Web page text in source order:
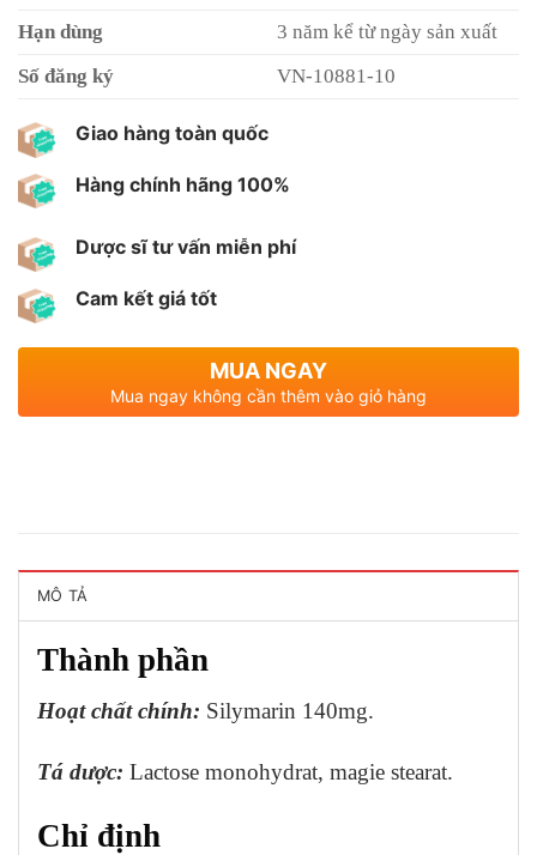
Hạn dùng
3 năm kể từ ngày sản xuất
Số đăng ký
VN-10881-10
Giao hàng toàn quốc
Hàng chính hãng 100%
Dược sĩ tư vấn miễn phí
Cam kết giá tốt
MUA NGAY
Mua ngay không cần thêm vào giỏ hàng
MÔ TẢ
Thành phần
Hoạt chất chính: Silymarin 140mg.
Tá dược: Lactose monohydrat, magie stearat.
Chỉ định